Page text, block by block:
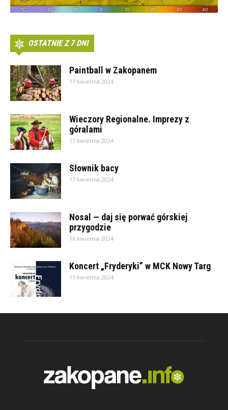
OSTATNIE Z 7 DNI
Paintball w Zakopanem
17 kwietnia 2024
Wieczory Regionalne. Imprezy z
góralami
17 kwietnia 2024
Słownik bacy
17 kwietnia 2024
Nosal — daj się porwać górskiej
przygodzie
16 kwietnia 2024
Koncert „Fryderyki” w MCK Nowy Targ
15 kwietnia 2024